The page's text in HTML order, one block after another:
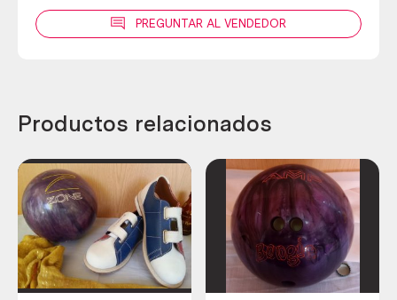
PREGUNTAR AL VENDEDOR
Productos relacionados